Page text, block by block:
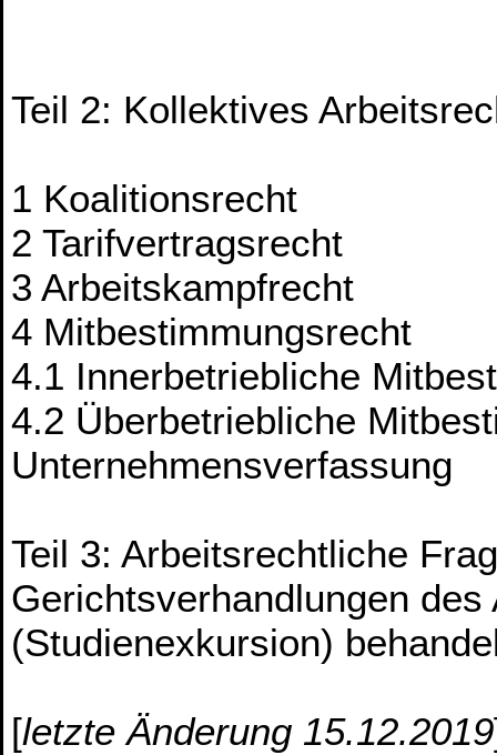
Teil 2: Kollektives
1 Koalitionsrecht
2 Tarifvertragsrecht
3 Arbeitskampfrecht
4 Mitbestimmungsrecht
4.1 Innerbetriebliche
4.2 Überbetriebliche
Unternehmensverfassung
Teil 3: Arbeitsrechtliche
Gerichtsverhandlungen
(Studienexkursion)
[letzte Änderung 15.12.2019